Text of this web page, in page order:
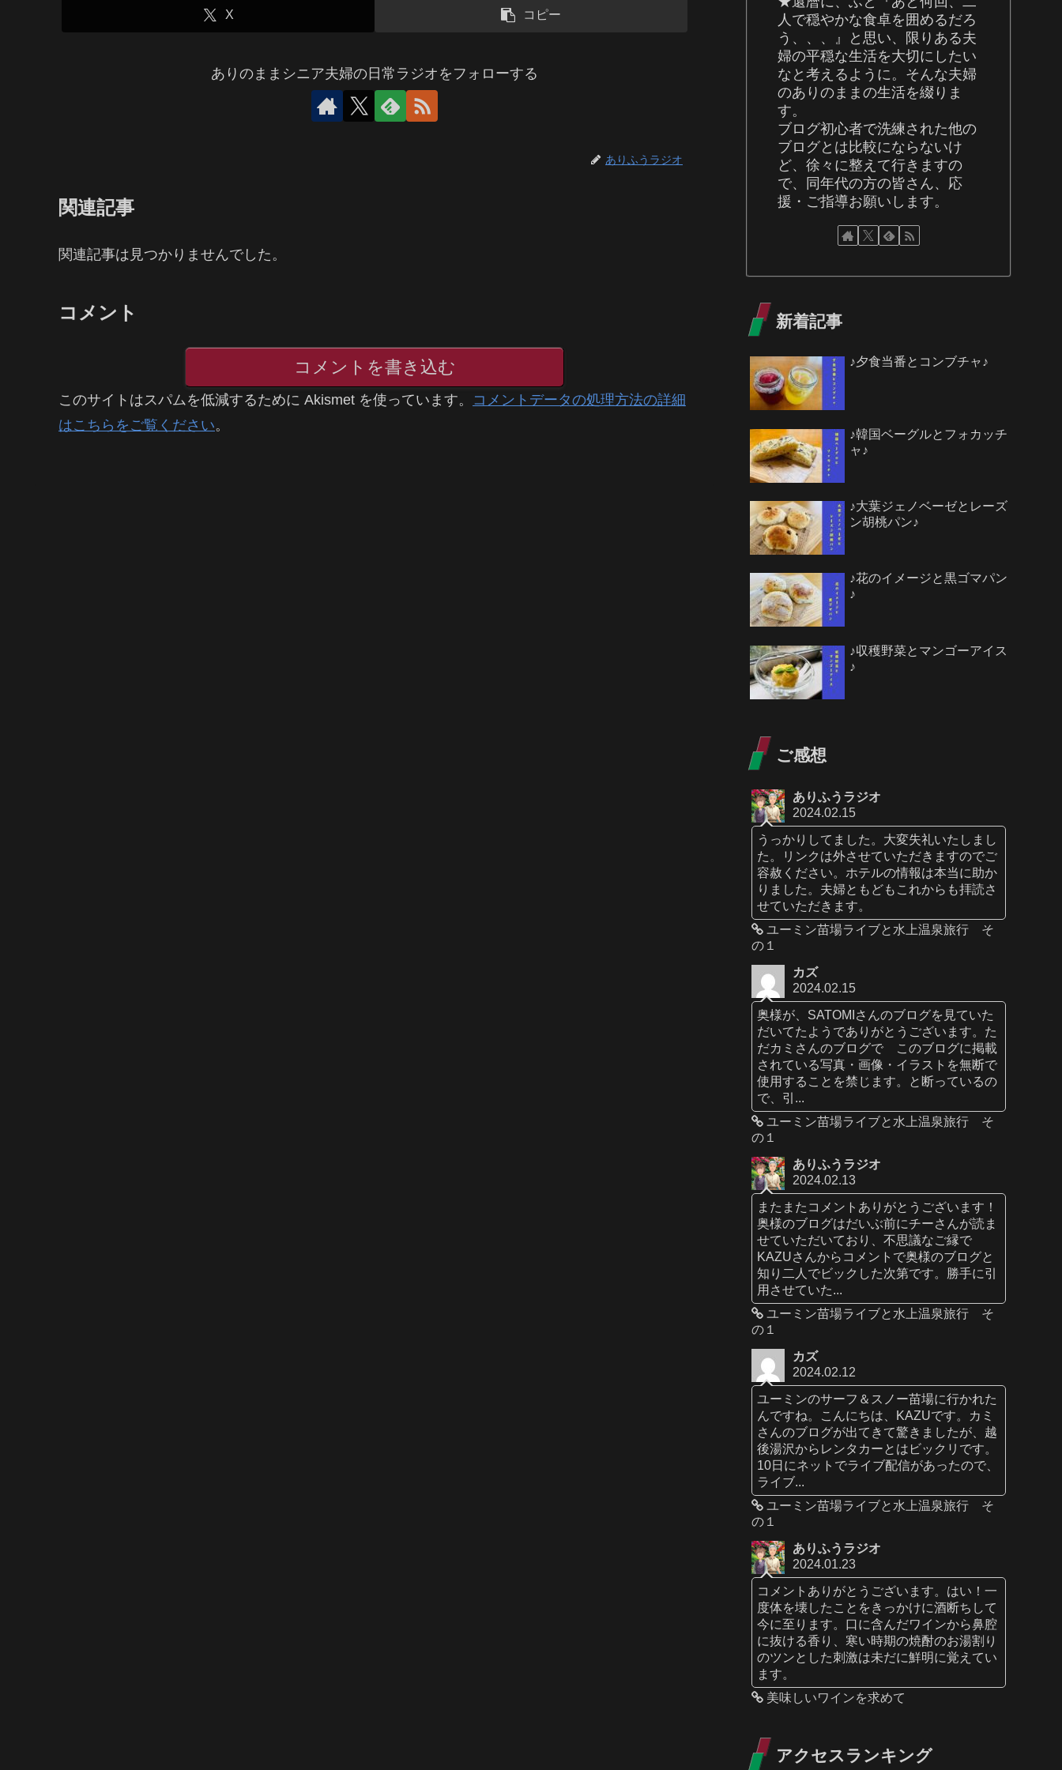
X コピー
ありのままシニア夫婦の日常ラジオをフォローする
ありふうラジオ
関連記事
関連記事は見つかりませんでした。
コメント
コメントを書き込む
このサイトはスパムを低減するために Akismet を使っています。 コメントデータの処理方法の詳細
はこちらをご覧ください。
人で穏やかな食卓を囲めるだろ
う、、、』と思い、限りある夫
婦の平穏な生活を大切にしたい
なと考えるように。そんな夫婦
のありのままの生活を綴りま
す。
ブログ初心者で洗練された他の
ブログとは比較にならないけ
ど、徐々に整えて行きますの
で、同年代の方の皆さん、応
援・ご指導お願いします。
新着記事
♪夕食当番とコンブチャ♪
♪韓国ベーグルとフォカッチ
ャ♪
♪大葉ジェノベーゼとレーズ
ン胡桃パン♪
♪花のイメージと黒ゴマパン
♪
♪収穫野菜とマンゴーアイス
♪
ご感想
ありふうラジオ
2024.02.15
うっかりしてました。大変失礼いたしまし
た。リンクは外させていただきますのでご
容赦ください。ホテルの情報は本当に助か
りました。夫婦ともどもこれからも拝読さ
せていただきます。
ユーミン苗場ライブと水上温泉旅行 そ
の１
カズ
2024.02.15
奥様が、SATOMIさんのブログを見ていた
だいてたようでありがとうございます。た
だカミさんのブログで このブログに掲載
されている写真・画像・イラストを無断で
使用することを禁じます。と断っているの
で、引...
ユーミン苗場ライブと水上温泉旅行 そ
の１
ありふうラジオ
2024.02.13
またまたコメントありがとうございます！
奥様のブログはだいぶ前にチーさんが読ま
せていただいており、不思議なご縁で
KAZUさんからコメントで奥様のブログと
知り二人でビックした次第です。勝手に引
用させていた...
ユーミン苗場ライブと水上温泉旅行 そ
の１
カズ
2024.02.12
ユーミンのサーフ＆スノー苗場に行かれた
んですね。こんにちは、KAZUです。カミ
さんのブログが出てきて驚きましたが、越
後湯沢からレンタカーとはビックリです。
10日にネットでライブ配信があったので、
ライブ...
ユーミン苗場ライブと水上温泉旅行 そ
の１
ありふうラジオ
2024.01.23
コメントありがとうございます。はい！一
度体を壊したことをきっかけに酒断ちして
今に至ります。口に含んだワインから鼻腔
に抜ける香り、寒い時期の焼酎のお湯割り
のツンとした刺激は未だに鮮明に覚えてい
ます。
美味しいワインを求めて
アクセスランキング